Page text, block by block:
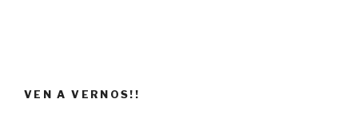
VEN A VERNOS!!